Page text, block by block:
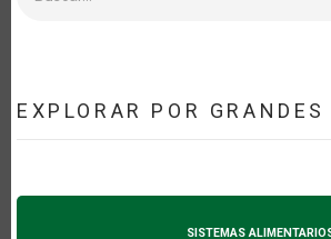
EXPLORAR POR
SISTEMAS